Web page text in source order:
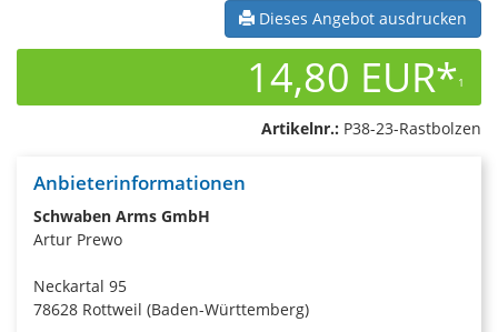
Dieses Angebot ausdrucken
14,80 EUR*1
Artikelnr.: P38-23-Rastbolzen
Anbieterinformationen
Schwaben Arms GmbH
Artur Prewo
Neckartal 95
78628 Rottweil (Baden-Württemberg)